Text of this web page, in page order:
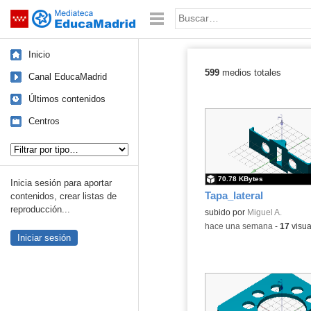
Saltar navegación Palabra o frase:
Inicio
Canal EducaMadrid
Últimos contenidos
Centros
Inicia sesión para aportar
contenidos, crear listas de
reproducción...
Iniciar sesión
599medios totales
Tapa_lateral
Contenido educativo.
subido por Miguel A.
70.78 KBytes
-hace una semana - 17